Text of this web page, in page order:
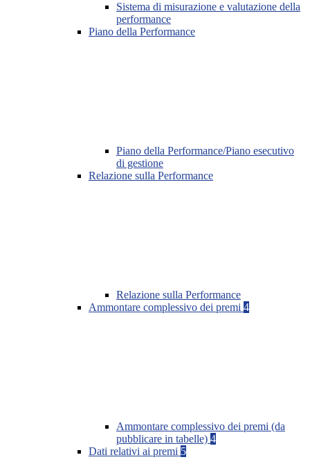
Sistema di misurazione e valutazione della
performance
Piano della Performance
Piano della Performance/Piano esecutivo
di gestione
Relazione sulla Performance
Relazione sulla Performance
Ammontare complessivo dei premi 4
Ammontare complessivo dei premi (da
pubblicare in tabelle) 4
Dati relativi ai premi 5